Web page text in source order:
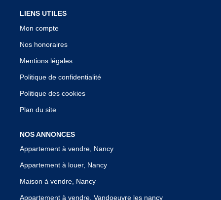
LIENS UTILES
Mon compte
Nos honoraires
Mentions légales
Politique de confidentialité
Politique des cookies
Plan du site
NOS ANNONCES
Appartement à vendre, Nancy
Appartement à louer, Nancy
Maison à vendre, Nancy
Appartement à vendre, Vandoeuvre les nancy